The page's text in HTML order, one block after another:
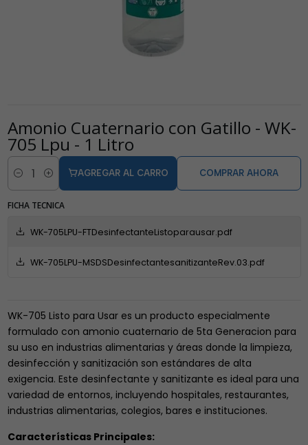
Amonio Cuaternario con Gatillo - WK-
705 Lpu - 1 Litro
Cantidad
AGREGAR AL CARRO COMPRAR AHORA
FICHA TECNICA
WK-705LPU-FTDesinfectanteListoparausar.pdf
WK-705LPU-MSDSDesinfectantesanitizanteRev.03.pdf
WK-705 Listo para Usar es un producto especialmente
formulado con amonio cuaternario de 5ta Generacion para
su uso en industrias alimentarias y áreas donde la limpieza,
desinfección y sanitización son estándares de alta
exigencia. Este desinfectante y sanitizante es ideal para una
variedad de entornos, incluyendo hospitales, restaurantes,
industrias alimentarias, colegios, bares e instituciones.
Características Principales: